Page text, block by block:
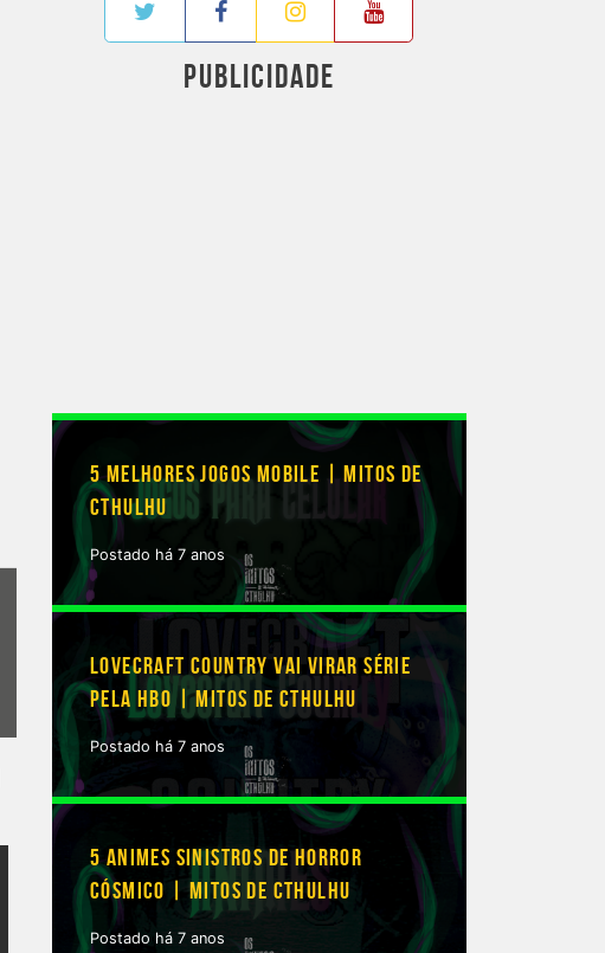
PUBLICIDADE
5 MELHORES JOGOS MOBILE | MITOS DE
CTHULHU
Postado há 7 anos
LOVECRAFT COUNTRY VAI VIRAR SÉRIE
PELA HBO | MITOS DE CTHULHU
Postado há 7 anos
5 ANIMES SINISTROS DE HORROR
CÓSMICO | MITOS DE CTHULHU
Postado há 7 anos